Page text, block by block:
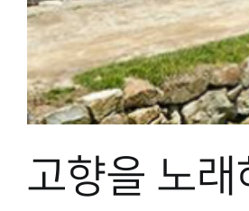
고향을 노